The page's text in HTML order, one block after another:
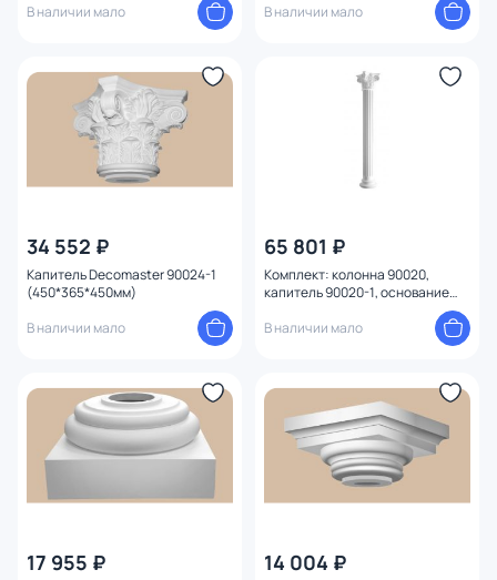
В наличии мало
В наличии мало
34 552 ₽
Капитель Decomaster 90024-1
(450*365*450мм)
В наличии мало
65 801 ₽
Комплект: колонна 90020,
капитель 90020-1, основание
90020-3 Decomaster 90020-SET1
В наличии мало
17 955 ₽ 14 004 ₽